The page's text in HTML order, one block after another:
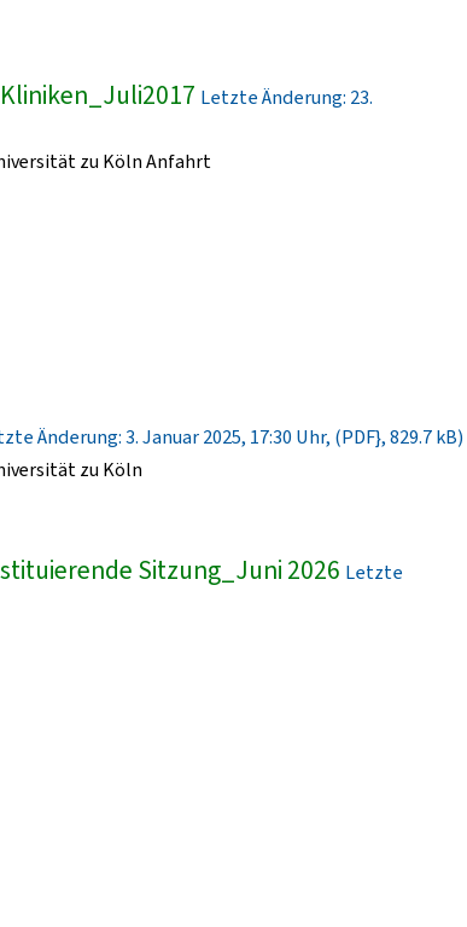
Letzte Änderung: 23.
zu Köln Anfahrt
Änderung: 3. Januar 2025, 17:30 Uhr, (PDF}, 829.7 kB)
zu Köln
Sitzung_Juni 2026 Letzte